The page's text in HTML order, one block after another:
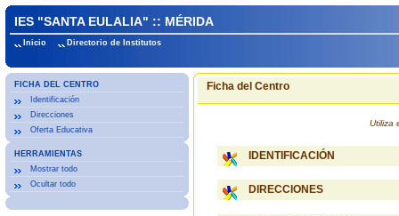
IES "SANTA EULALIA" :: MÉRIDA
Inicio Directorio de Institutos
FICHA DEL CENTRO
Identificación
Direcciones
Oferta Educativa
HERRAMIENTAS
Mostrar todo
Ocultar todo
Ficha del Centro
Utiliza
IDENTIFICACIÓN
DIRECCIONES